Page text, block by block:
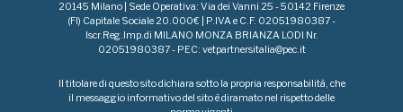
20145 Milano | Sede Operativa: Via dei Vanni 25 - 50142 Firenze
(FI) Capitale Sociale 20.000€ | P.IVA e C.F. 02051980387 -
Iscr.Reg.Imp.di MILANO MONZA BRIANZA LODI Nr.
02051980387 - PEC: vetpartnersitalia@pec.it
Il titolare di questo sito dichiara sotto la propria responsabilità, che
il messaggio informativo del sito è diramato nel rispetto delle